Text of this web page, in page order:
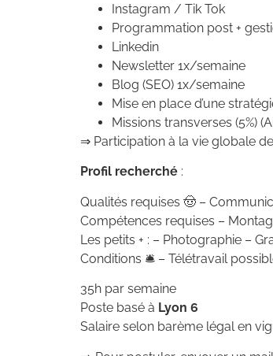
Instagram / Tik Tok
Programmation post +
Linkedin
Newsletter 1x/semaine
Blog (SEO) 1x/semaine
Mise en place d’une
Missions transverses (5%)
⇒ Participation à la vie globale
Profil recherché :
Qualités requises 🤠 –
Compétences requises –
Les petits + : – Photographie –
Conditions 🛎 – Télétravail
35h par semaine
Poste basé à Lyon 6
Salaire selon barème légal en